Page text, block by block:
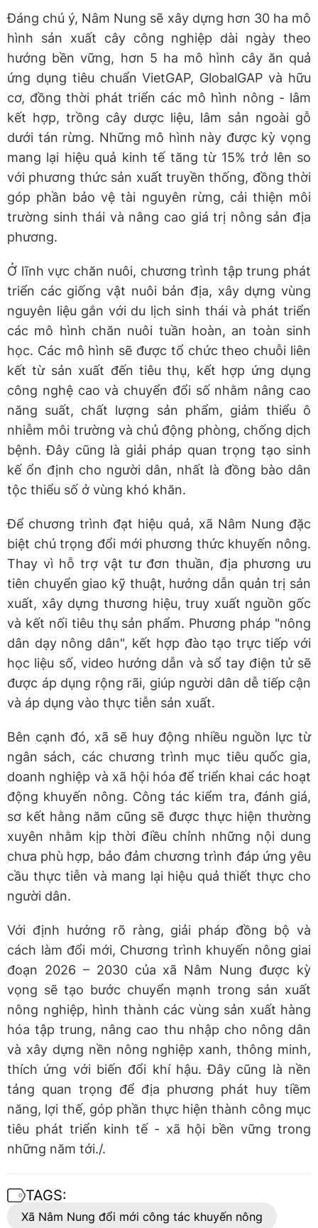
Đáng chú ý, Nâm Nung sẽ xây dựng hơn 30 ha mô
hình sản xuất cây công nghiệp dài ngày theo
hướng bền vững, hơn 5 ha mô hình cây ăn quả
ứng dụng tiêu chuẩn VietGAP, GlobalGAP và hữu
cơ, đồng thời phát triển các mô hình nông - lâm
kết hợp, trồng cây dược liệu, lâm sản ngoài gỗ
dưới tán rừng. Những mô hình này được kỳ vọng
mang lại hiệu quả kinh tế tăng từ 15% trở lên so
với phương thức sản xuất truyền thống, đồng thời
góp phần bảo vệ tài nguyên rừng, cải thiện môi
trường sinh thái và nâng cao giá trị nông sản địa
phương.
Ở lĩnh vực chăn nuôi, chương trình tập trung phát
triển các giống vật nuôi bản địa, xây dựng vùng
nguyên liệu gắn với du lịch sinh thái và phát triển
các mô hình chăn nuôi tuần hoàn, an toàn sinh
học. Các mô hình sẽ được tổ chức theo chuỗi liên
kết từ sản xuất đến tiêu thụ, kết hợp ứng dụng
công nghệ cao và chuyển đổi số nhằm nâng cao
năng suất, chất lượng sản phẩm, giảm thiểu ô
nhiễm môi trường và chủ động phòng, chống dịch
bệnh. Đây cũng là giải pháp quan trọng tạo sinh
kế ổn định cho người dân, nhất là đồng bào dân
tộc thiểu số ở vùng khó khăn.
Để chương trình đạt hiệu quả, xã Nâm Nung đặc
biệt chú trọng đổi mới phương thức khuyến nông.
Thay vì hỗ trợ vật tư đơn thuần, địa phương ưu
tiên chuyển giao kỹ thuật, hướng dẫn quản trị sản
xuất, xây dựng thương hiệu, truy xuất nguồn gốc
và kết nối tiêu thụ sản phẩm. Phương pháp "nông
dân dạy nông dân", kết hợp đào tạo trực tiếp với
học liệu số, video hướng dẫn và sổ tay điện tử sẽ
được áp dụng rộng rãi, giúp người dân dễ tiếp cận
và áp dụng vào thực tiễn sản xuất.
Bên cạnh đó, xã sẽ huy động nhiều nguồn lực từ
ngân sách, các chương trình mục tiêu quốc gia,
doanh nghiệp và xã hội hóa để triển khai các hoạt
động khuyến nông. Công tác kiểm tra, đánh giá,
sơ kết hằng năm cũng sẽ được thực hiện thường
xuyên nhằm kịp thời điều chỉnh những nội dung
chưa phù hợp, bảo đảm chương trình đáp ứng yêu
cầu thực tiễn và mang lại hiệu quả thiết thực cho
người dân.
Với định hướng rõ ràng, giải pháp đồng bộ và
cách làm đổi mới, Chương trình khuyến nông giai
đoạn 2026 – 2030 của xã Nâm Nung được kỳ
vọng sẽ tạo bước chuyển mạnh trong sản xuất
nông nghiệp, hình thành các vùng sản xuất hàng
hóa tập trung, nâng cao thu nhập cho nông dân
và xây dựng nền nông nghiệp xanh, thông minh,
thích ứng với biến đổi khí hậu. Đây cũng là nền
tảng quan trọng để địa phương phát huy tiềm
năng, lợi thế, góp phần thực hiện thành công mục
tiêu phát triển kinh tế - xã hội bền vững trong
những năm tới./.
TAGS:
Xã Nâm Nung đổi mới công tác khuyến nông